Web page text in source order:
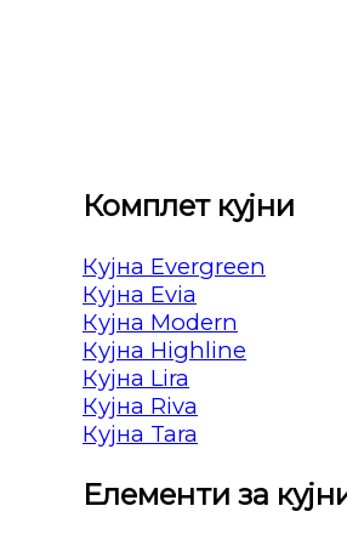
Комплет кујни
Кујна Evergreen
Кујна Evia
Кујна Modern
Кујна Highline
Кујна Lira
Кујна Riva
Кујна Tara
Елементи за